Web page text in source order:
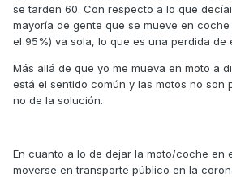
se tarden 60. Con respecto a lo que
mayoría de gente que se mueve en
el 95%) va sola, lo que es una perdida de
Más allá de que yo me mueva en moto a
está el sentido común y las motos no son
no de la solución.
En cuanto a lo de dejar la moto/coche en
moverse en transporte público en la